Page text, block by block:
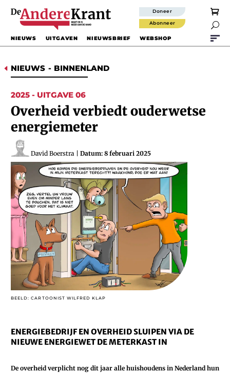
Doneer
Abonneer 
NIEUWS UITGAVEN NIEUWSBRIEF WEBSHOP
D NIEUWS - BINNENLAND
2025 - UITGAVE 06
Overheid verbiedt ouderwetse
energiemeter
David Boerstra Datum: 8 februari 2025
BEELD: CARTOONIST WILFRED KLAP
ENERGIEBEDRIJF EN OVERHEID SLUIPEN VIA DE
NIEUWE ENERGIEWET DE METERKAST IN
De overheid verplicht nog dit jaar alle huishoudens in Nederland hun